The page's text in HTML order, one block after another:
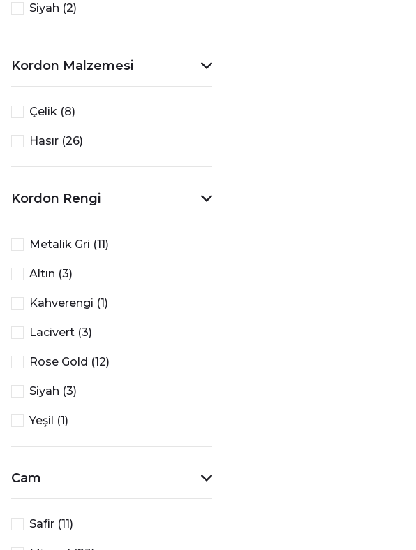
Siyah (2)
Kordon Malzemesi
Çelik (8)
Hasır (26)
Kordon Rengi
Metalik Gri (11)
Altın (3)
Kahverengi (1)
Lacivert (3)
Rose Gold (12)
Siyah (3)
Yeşil (1)
Cam
Safir (11)